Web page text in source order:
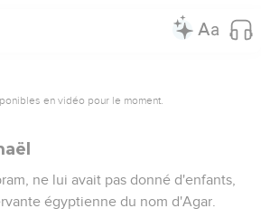
en vidéo pour le moment.
ne lui avait pas donné d'enfants,
égyptienne du nom d'Agar.